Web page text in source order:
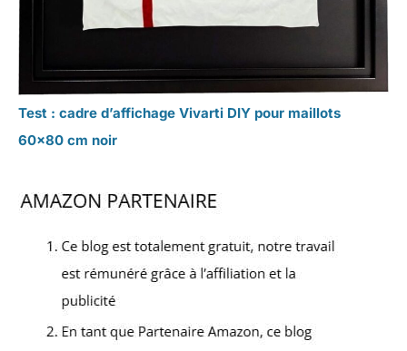
Test : cadre d’affichage Vivarti DIY pour maillots
60×80 cm noir